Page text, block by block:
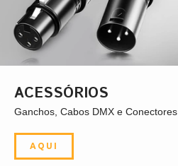
ACESSÓRIOS
Ganchos, Cabos DMX e Conectores
AQUI